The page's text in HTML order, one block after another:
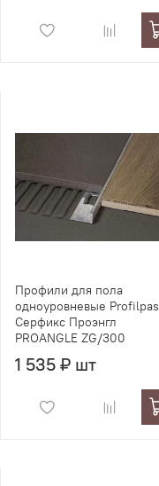
Профили для пола
одноуровневые Profilpas
Серфикс Проэнгл
PROANGLE ZG/300
1 535 ₽ шт